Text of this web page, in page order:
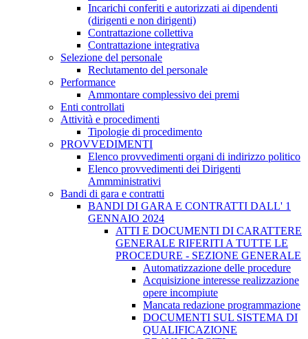
Incarichi conferiti e autorizzati ai dipendenti
(dirigenti e non dirigenti)
Contrattazione collettiva
Contrattazione integrativa
Selezione del personale
Reclutamento del personale
Performance
Ammontare complessivo dei premi
Enti controllati
Attività e procedimenti
Tipologie di procedimento
PROVVEDIMENTI
Elenco provvedimenti organi di indirizzo politico
Elenco provvedimenti dei Dirigenti
Ammministrativi
Bandi di gara e contratti
BANDI DI GARA E CONTRATTI DALL' 1
GENNAIO 2024
ATTI E DOCUMENTI DI CARATTERE
GENERALE RIFERITI A TUTTE LE
PROCEDURE - SEZIONE GENERALE
Automatizzazione delle procedure
Acquisizione interesse realizzazione
opere incompiute
Mancata redazione programmazione
DOCUMENTI SUL SISTEMA DI
QUALIFICAZIONE